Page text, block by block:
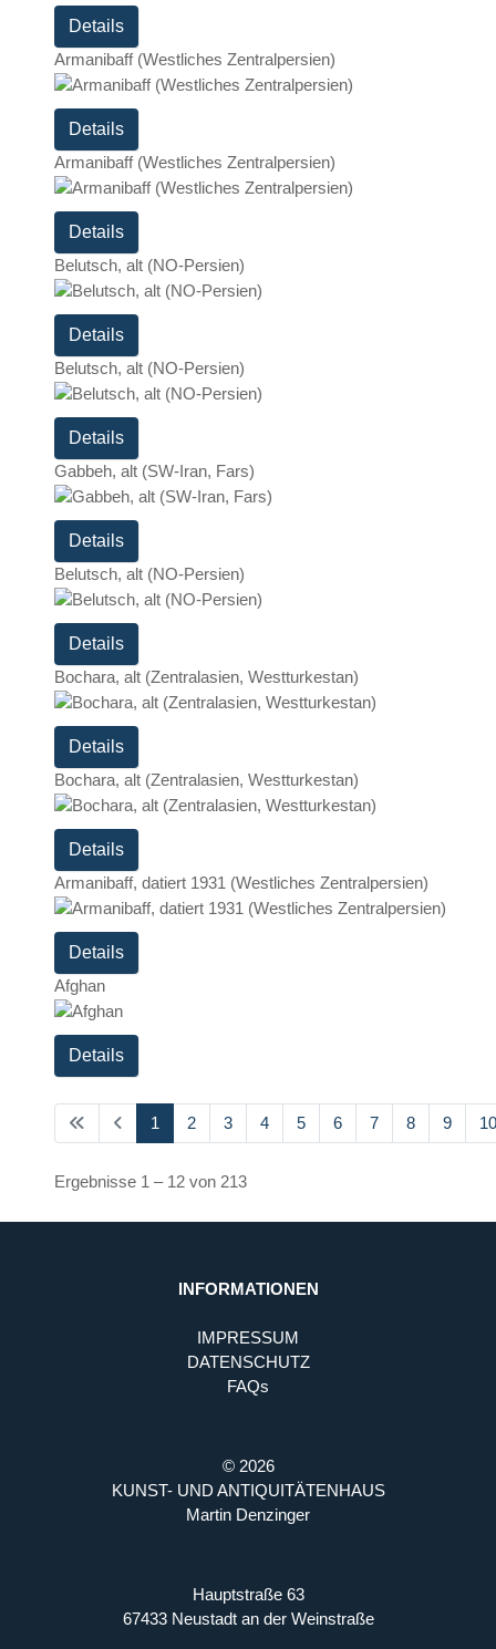
Details
Armanibaff (Westliches Zentralpersien)
Details
Armanibaff (Westliches Zentralpersien)
Details
Belutsch, alt (NO-Persien)
Details
Belutsch, alt (NO-Persien)
Details
Gabbeh, alt (SW-Iran, Fars)
Details
Belutsch, alt (NO-Persien)
Details
Bochara, alt (Zentralasien, Westturkestan)
Details
Bochara, alt (Zentralasien, Westturkestan)
Details
Armanibaff, datiert 1931 (Westliches Zentralpersien)
Details
Afghan
Details
1 2 3 4 5 6 7 8 9 10
Ergebnisse 1 – 12 von 213
INFORMATIONEN
IMPRESSUM
DATENSCHUTZ
FAQs
© 2026
KUNST- UND ANTIQUITÄTENHAUS
Martin Denzinger
Hauptstraße 63
67433 Neustadt an der Weinstraße